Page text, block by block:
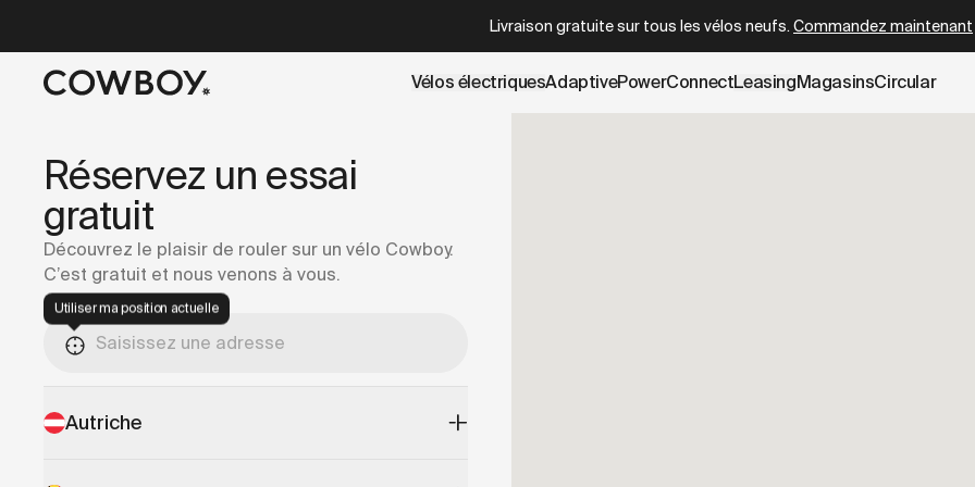
Livraison gratuite sur tous les vélos neufs. Commandez maintenant
Vélos électriquesAdaptivePowerConnectLeasingMagasinsCircular
mais il y a des test rides par-là
Réservez un essai
gratuit
Découvrez le plaisir de rouler sur un vélo Cowboy.
C’est gratuit et nous venons à vous.
Utiliser ma position actuelle
Autriche